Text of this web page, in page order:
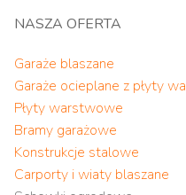
NASZA OFERTA
Garaże blaszane
Garaże ocieplane z płyty
Płyty warstwowe
Bramy garażowe
Konstrukcje stalowe
Carporty i wiaty blaszane